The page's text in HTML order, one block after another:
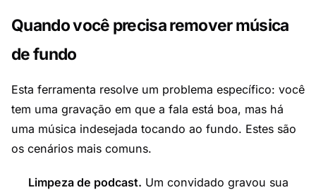
Quando você precisa remover música
de fundo
Esta ferramenta resolve um problema específico: você
tem uma gravação em que a fala está boa, mas há
uma música indesejada tocando ao fundo. Estes são
os cenários mais comuns.
Limpeza de podcast. Um convidado gravou sua